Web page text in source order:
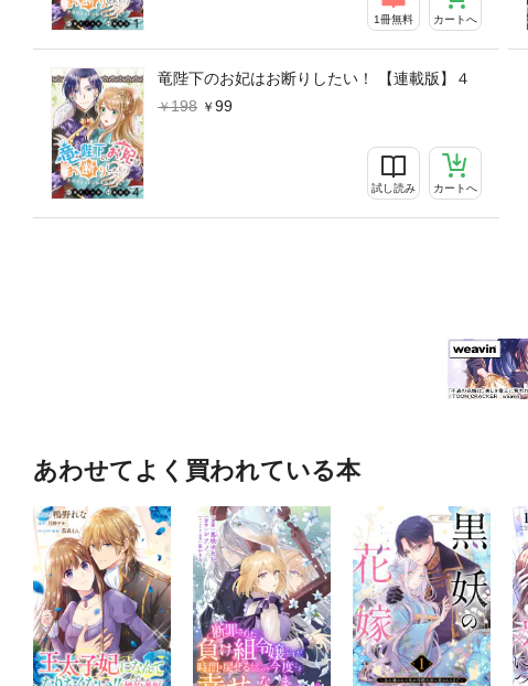
1冊無料 カートへ
竜陛下のお妃はお断りしたい！ 【連載版】４
198
99
試し読み カートへ
あわせてよく買われている本